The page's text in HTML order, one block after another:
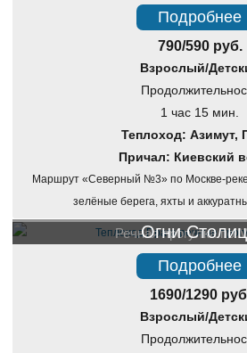
Подробнее
790/590 руб.
Взрослый/
1 час 15 мин.
Теплоход: Азимут,
Причал: Киевский
Маршрут «Северный №3» по Москве-
зелёные берега, яхты и
Речная прогулка по
Огни
Подробнее
1690/1290
Взрослый/